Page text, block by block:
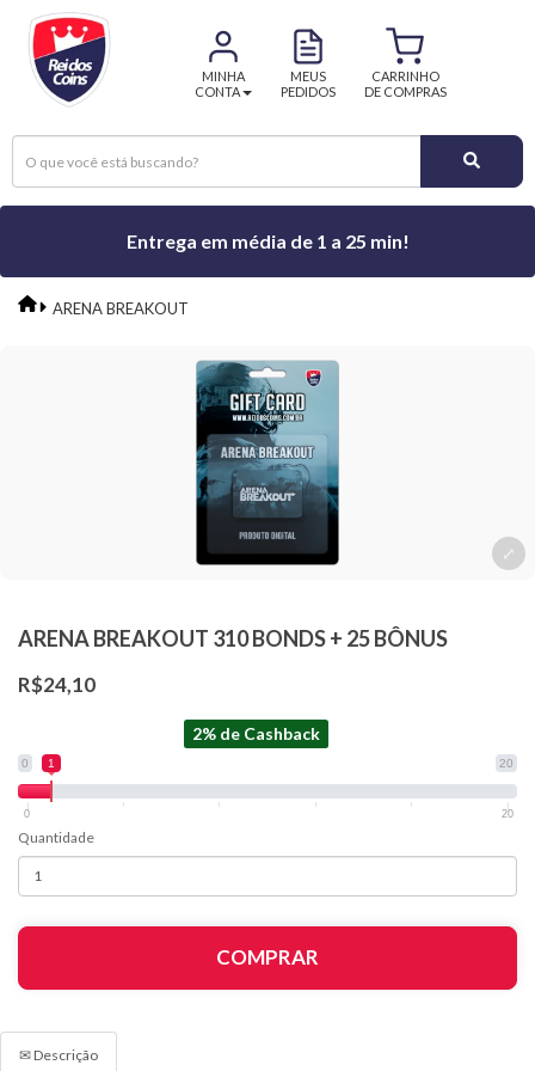
MINHA
CONTA
MEUS
PEDIDOS
CARRINHO
DE COMPRAS
Entrega em média de 1 a 25 min!
ARENA BREAKOUT
ARENA BREAKOUT 310 BONDS + 25 BÔNUS
R$24,10
2% de Cashback
0 20
1
0 20
Quantidade
COMPRAR
✉ Descrição